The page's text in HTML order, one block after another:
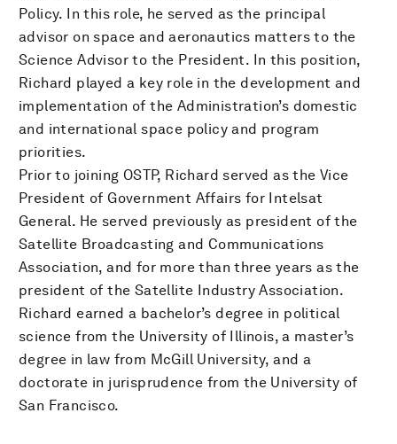
Policy. In this role, he served as the principal
advisor on space and aeronautics matters to the
Science Advisor to the President. In this position,
Richard played a key role in the development and
implementation of the Administration’s domestic
and international space policy and program
priorities.
Prior to joining OSTP, Richard served as the Vice
President of Government Affairs for Intelsat
General. He served previously as president of the
Satellite Broadcasting and Communications
Association, and for more than three years as the
president of the Satellite Industry Association.
Richard earned a bachelor’s degree in political
science from the University of Illinois, a master’s
degree in law from McGill University, and a
doctorate in jurisprudence from the University of
San Francisco.